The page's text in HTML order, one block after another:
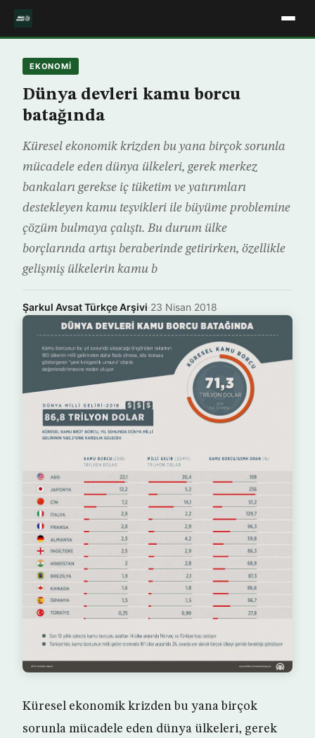
EKONOMİ
Dünya devleri kamu borcu
batağında
Küresel ekonomik krizden bu yana birçok sorunla
mücadele eden dünya ülkeleri, gerek merkez
bankaları gerekse iç tüketim ve yatırımları
destekleyen kamu teşvikleri ile büyüme problemine
çözüm bulmaya çalıştı. Bu durum ülke
borçlarında artışı beraberinde getirirken, özellikle
gelişmiş ülkelerin kamu b
Şarkul Avsat Türkçe Arşivi·23 Nisan 2018
Küresel ekonomik krizden bu yana birçok
sorunla mücadele eden dünya ülkeleri, gerek